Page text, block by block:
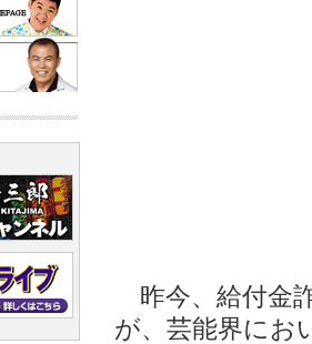
昨今、給付金
が、芸能界にお